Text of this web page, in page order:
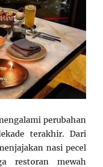
perubahan
terakhir. Dari
nasi pecel
restoran mewah